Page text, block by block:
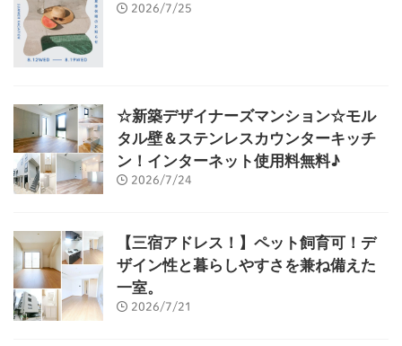
2026/7/25
☆新築デザイナーズマンション☆モル
タル壁＆ステンレスカウンターキッチ
ン！インターネット使用料無料♪
2026/7/24
【三宿アドレス！】ペット飼育可！デ
ザイン性と暮らしやすさを兼ね備えた
一室。
2026/7/21